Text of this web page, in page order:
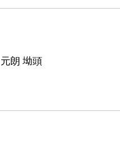
元朗 坳頭